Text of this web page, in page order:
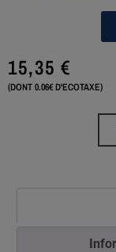
15,35€
(DONT 0.06€ D'ECOTAXE)